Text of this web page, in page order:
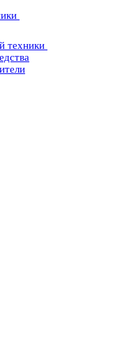
техники